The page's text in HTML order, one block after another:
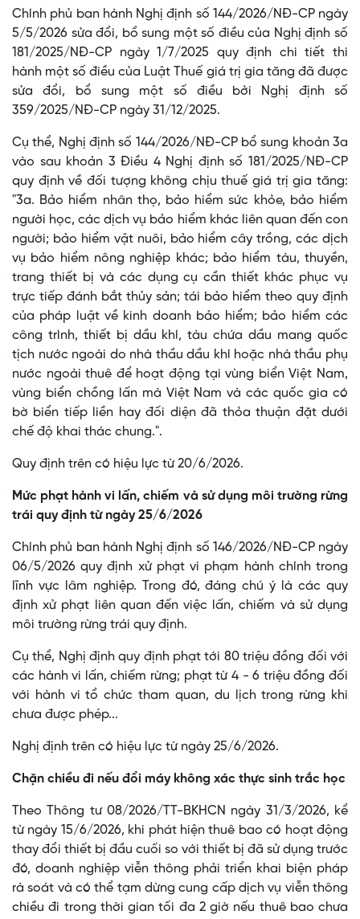
Chính phủ ban hành Nghị định số 144/2026/NĐ-CP ngày
5/5/2026 sửa đổi, bổ sung một số điều của Nghị định số
181/2025/NĐ-CP ngày 1/7/2025 quy định chi tiết thi
hành một số điều của Luật Thuế giá trị gia tăng đã được
sửa đổi, bổ sung một số điều bởi Nghị định số
359/2025/NĐ-CP ngày 31/12/2025.
Cụ thể, Nghị định số 144/2026/NĐ-CP bổ sung khoản 3a
vào sau khoản 3 Điều 4 Nghị định số 181/2025/NĐ-CP
quy định về đối tượng không chịu thuế giá trị gia tăng:
"3a. Bảo hiểm nhân thọ, bảo hiểm sức khỏe, bảo hiểm
người học, các dịch vụ bảo hiểm khác liên quan đến con
người; bảo hiểm vật nuôi, bảo hiểm cây trồng, các dịch
vụ bảo hiểm nông nghiệp khác; bảo hiểm tàu, thuyền,
trang thiết bị và các dụng cụ cần thiết khác phục vụ
trực tiếp đánh bắt thủy sản; tái bảo hiểm theo quy định
của pháp luật về kinh doanh bảo hiểm; bảo hiểm các
công trình, thiết bị dầu khí, tàu chứa dầu mang quốc
tịch nước ngoài do nhà thầu dầu khí hoặc nhà thầu phụ
nước ngoài thuê để hoạt động tại vùng biển Việt Nam,
vùng biển chồng lấn mà Việt Nam và các quốc gia có
bờ biển tiếp liền hay đối diện đã thỏa thuận đặt dưới
chế độ khai thác chung.".
Quy định trên có hiệu lực từ 20/6/2026.
Mức phạt hành vi lấn, chiếm và sử dụng môi trường rừng
trái quy định từ ngày 25/6/2026
Chính phủ ban hành Nghị định số 146/2026/NĐ-CP ngày
06/5/2026 quy định xử phạt vi phạm hành chính trong
lĩnh vực lâm nghiệp. Trong đó, đáng chú ý là các quy
định xử phạt liên quan đến việc lấn, chiếm và sử dụng
môi trường rừng trái quy định.
Cụ thể, Nghị định quy định phạt tới 80 triệu đồng đối với
các hành vi lấn, chiếm rừng; phạt từ 4 - 6 triệu đồng đối
với hành vi tổ chức tham quan, du lịch trong rừng khi
chưa được phép...
Nghị định trên có hiệu lực từ ngày 25/6/2026.
Chặn chiều đi nếu đổi máy không xác thực sinh trắc học
Theo Thông tư 08/2026/TT-BKHCN ngày 31/3/2026, kể
từ ngày 15/6/2026, khi phát hiện thuê bao có hoạt động
thay đổi thiết bị đầu cuối so với thiết bị đã sử dụng trước
đó, doanh nghiệp viễn thông phải triển khai biện pháp
rà soát và có thể tạm dừng cung cấp dịch vụ viễn thông
chiều đi trong thời gian tối đa 2 giờ nếu thuê bao chưa